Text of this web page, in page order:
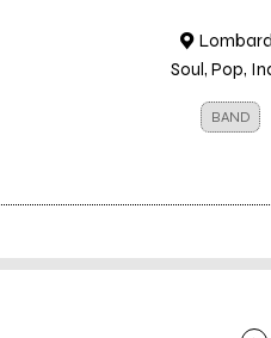
Soul, Pop,
BAND